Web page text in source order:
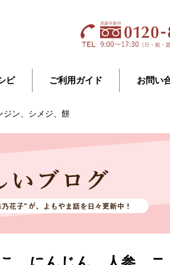
ピ ご利用ガイド お問い
ジン、シメジ、餅